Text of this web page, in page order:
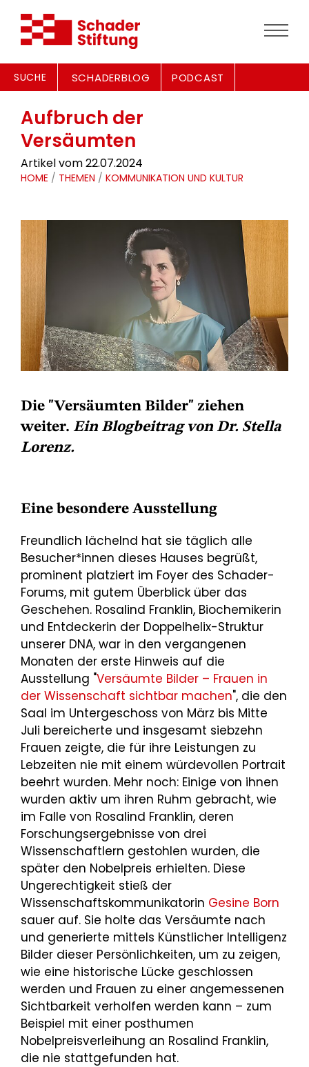
SUCHE SCHADERBLOG PODCAST
Aufbruch der
Versäumten
Artikel vom 22.07.2024
HOME / THEMEN / KOMMUNIKATION UND KULTUR
Die "Versäumten Bilder" ziehen
weiter. Ein Blogbeitrag von Dr. Stella
Lorenz.
Eine besondere Ausstellung
Freundlich lächelnd hat sie täglich alle
Besucher*innen dieses Hauses begrüßt,
prominent platziert im Foyer des Schader-
Forums, mit gutem Überblick über das
Geschehen. Rosalind Franklin, Biochemikerin
und Entdeckerin der Doppelhelix-Struktur
unserer DNA, war in den vergangenen
Monaten der erste Hinweis auf die
Ausstellung "Versäumte Bilder – Frauen in
der Wissenschaft sichtbar machen", die den
Saal im Untergeschoss von März bis Mitte
Juli bereicherte und insgesamt siebzehn
Frauen zeigte, die für ihre Leistungen zu
Lebzeiten nie mit einem würdevollen Portrait
beehrt wurden. Mehr noch: Einige von ihnen
wurden aktiv um ihren Ruhm gebracht, wie
im Falle von Rosalind Franklin, deren
Forschungsergebnisse von drei
Wissenschaftlern gestohlen wurden, die
später den Nobelpreis erhielten. Diese
Ungerechtigkeit stieß der
Wissenschaftskommunikatorin Gesine Born
sauer auf. Sie holte das Versäumte nach
und generierte mittels Künstlicher Intelligenz
Bilder dieser Persönlichkeiten, um zu zeigen,
wie eine historische Lücke geschlossen
werden und Frauen zu einer angemessenen
Sichtbarkeit verholfen werden kann – zum
Beispiel mit einer posthumen
Nobelpreisverleihung an Rosalind Franklin,
die nie stattgefunden hat.